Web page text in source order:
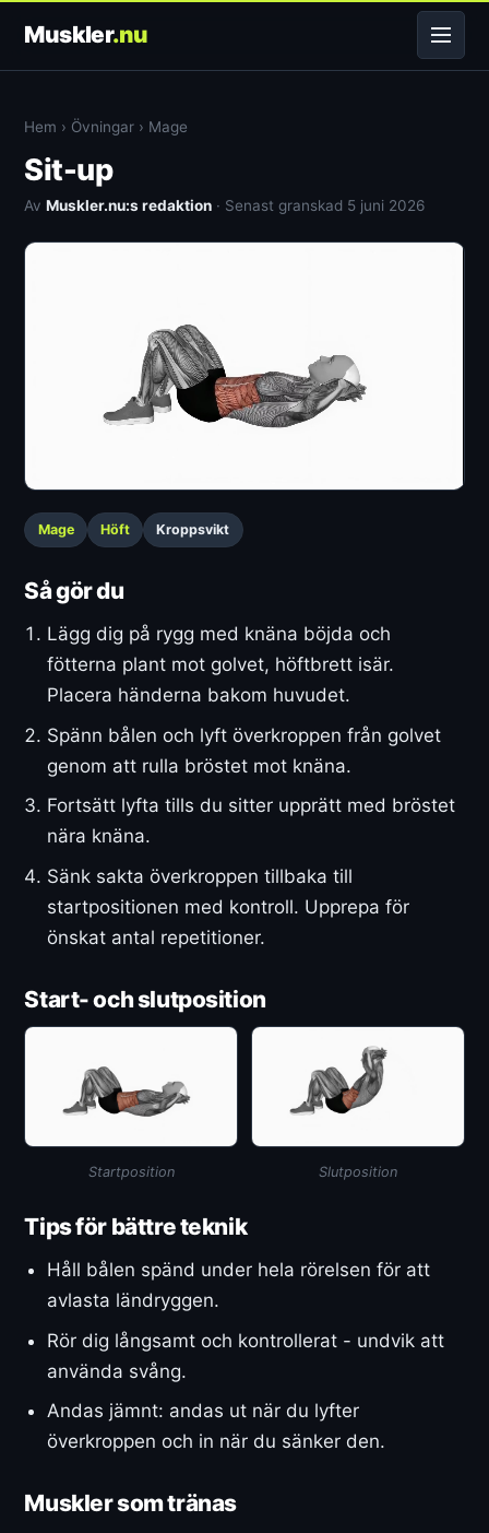
Muskler.nu
Hem › Övningar › Mage
Sit-up
AvMuskler.nu:s redaktion · Senast granskad 5 juni 2026
Mage Höft Kroppsvikt
Så gör du
Lägg dig på rygg med knäna böjda och
fötterna plant mot golvet, höftbrett isär.
Placera händerna bakom huvudet.
Spänn bålen och lyft överkroppen från golvet
genom att rulla bröstet mot knäna.
Fortsätt lyfta tills du sitter upprätt med bröstet
nära knäna.
Sänk sakta överkroppen tillbaka till
startpositionen med kontroll. Upprepa för
önskat antal repetitioner.
Start- och slutposition
Startposition Slutposition
Tips för bättre teknik
Håll bålen spänd under hela rörelsen för att
avlasta ländryggen.
Rör dig långsamt och kontrollerat - undvik att
använda svång.
Andas jämnt: andas ut när du lyfter
överkroppen och in när du sänker den.
Muskler som tränas